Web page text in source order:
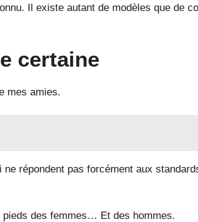
Il existe autant de modèles que de
certaine
mes amies.
répondent pas forcément aux
des femmes… Et des hommes.